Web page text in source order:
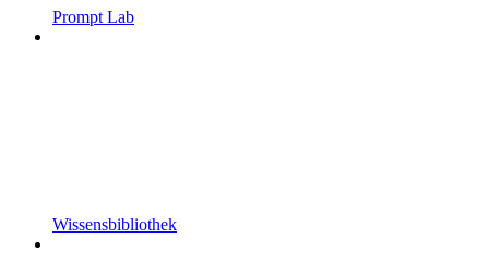
Prompt Lab
Wissensbibliothek